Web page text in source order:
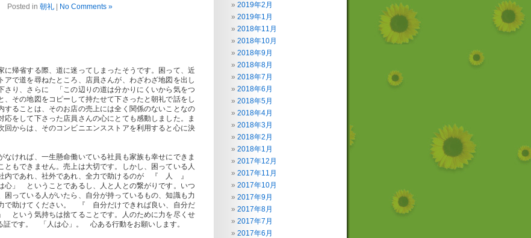
Posted in 朝礼| No Comments »
帰省する際、道に迷ってしまったそうです。困って、近
アで道を尋ねたところ、店員さんが、わざわざ地図を出し
さり、さらに 「この辺りの道は分かりにくいから気をつ
その地図をコピーして持たせて下さったと朝礼で話をし
することは、そのお店の売上には全く関係のないことなの
応をして下さった店員さんの心にとても感動しました。ま
回からは、そのコンビニエンスストアを利用すると心に決
ければ、一生懸命働いている社員も家族も幸せにできま
ともできません。売上は大切です。しかし、困っている人
内であれ、社外であれ、全力で助けるのが 『 人 』
」 ということであるし、人と人との繋がりです。いつ
困っている人がいたら、自分が持っているもの、知識も力
で助けてください。 『 自分だけできれば良い、自分だ
という気持ちは捨てることです。人のために力を尽くせ
証です。 「人は心」。 心ある行動をお願いします。
2019年2月
2019年1月
2018年11月
2018年10月
2018年9月
2018年8月
2018年7月
2018年6月
2018年5月
2018年4月
2018年3月
2018年2月
2018年1月
2017年12月
2017年11月
2017年10月
2017年9月
2017年8月
2017年7月
2017年6月